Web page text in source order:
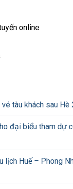
tàu khách sau Hè
đại biểu tham dự
lịch Huế – Phong